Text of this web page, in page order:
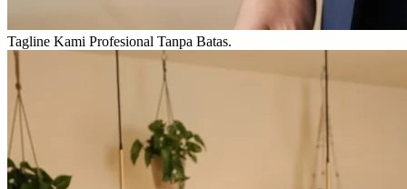
Tagline Kami Profesional Tanpa Batas.